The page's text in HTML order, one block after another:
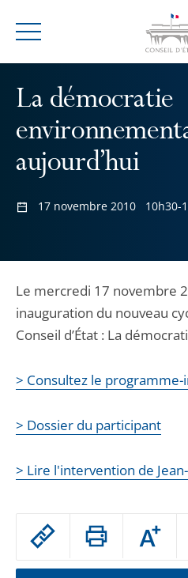
Menu
La démocratie
aujourd’hui
17 novembre 2010 10h30-
Passer
partage
ou
la
Le mercredi 17 novembre
inauguration du nouveau
Conseil d’État : La
> Consultez le programme-
> Dossier du participant
> Lire l'intervention de